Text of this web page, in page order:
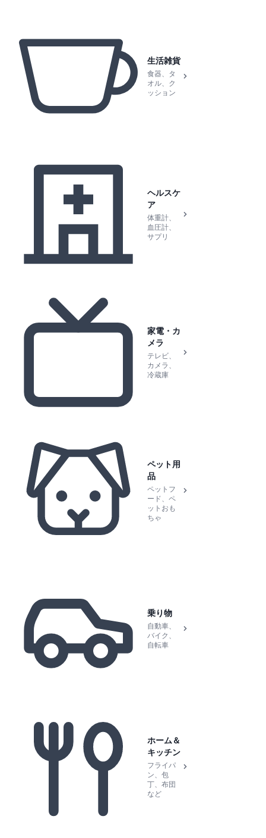
生活雑貨
食器、タ
オル、ク
ッション
ヘルスケ
ア
体重計、
血圧計、
サプリ
家電・カ
メラ
テレビ、
カメラ、
冷蔵庫
ペット用
品
ペットフ
ード、ペ
ットおも
ちゃ
乗り物
自動車、
バイク、
自転車
ホーム＆
キッチン
フライパ
ン、包
丁、布団
など